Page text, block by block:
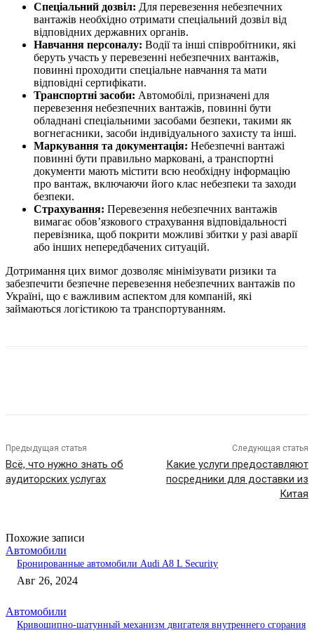
Спеціальний дозвіл: Для перевезення небезпечних
вантажів необхідно отримати спеціальний дозвіл від
відповідних державних органів.
Навчання персоналу: Водії та інші співробітники, які
беруть участь у перевезенні небезпечних вантажів,
повинні проходити спеціальне навчання та мати
відповідні сертифікати.
Транспортні засоби: Автомобілі, призначені для
перевезення небезпечних вантажів, повинні бути
обладнані спеціальними засобами безпеки, такими як
вогнегасники, засоби індивідуального захисту та інші.
Маркування та документація: Небезпечні вантажі
повинні бути правильно марковані, а транспортні
документи мають містити всю необхідну інформацію
про вантаж, включаючи його клас небезпеки та заходи
безпеки.
Страхування: Перевезення небезпечних вантажів
вимагає обов’язкового страхування відповідальності
перевізника, щоб покрити можливі збитки у разі аварії
або інших непередбачених ситуацій.
Дотримання цих вимог дозволяє мінімізувати ризики та
забезпечити безпечне перевезення небезпечних вантажів по
Україні, що є важливим аспектом для компаній, які
займаються логістикою та транспортуванням.
Предыдущая статья
Всё, что нужно знать об
аудиторских услугах
Следующая статья
Какие услуги предоставляют
посредники для доставки из
Китая
Похожие записи
Автомобили
Бронированные автомобили Audi A8 L Security
Авг 26, 2024
Автомобили
Кривошипно-шатунный механизм двигателя внутреннего сгорания